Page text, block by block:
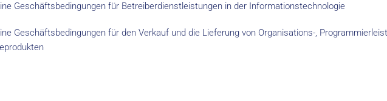
Geschäftsbedingungen für Betreiberdienstleistungen in der Informationstechnologie
Geschäftsbedingungen für den Verkauf und die Lieferung von Organisations-,